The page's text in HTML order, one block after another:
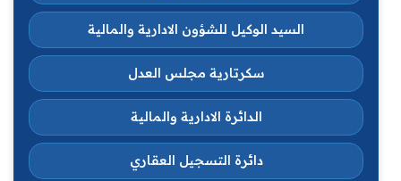
السيد الوكيل للشؤون الادارية والمالية
سكرتارية مجلس العدل
الدائرة الادارية والمالية
دائرة التسجيل العقاري